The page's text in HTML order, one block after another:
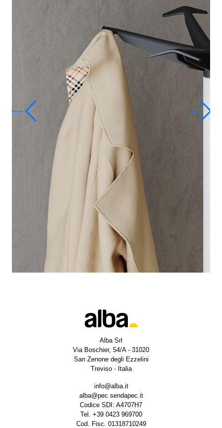
Alba Srl
Via Boschier, 54/A - 31020
San Zenone degli Ezzelini
Treviso - Italia
info@alba.it
alba@pec.sendapec.it
Codice SDI: A4707H7
Tel. +39 0423 969700
Cod. Fisc. 01318710249